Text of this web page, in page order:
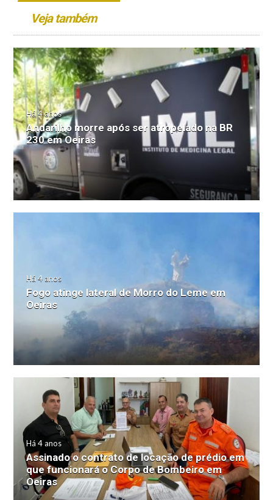
Veja também
Há 4 anos
Andarilho morre após ser atropelado na BR
230 em Oeiras
Há 4 anos
Fogo atinge lateral de Morro do Leme em
Oeiras
Há 4 anos
Assinado o contrato de locação de prédio em
que funcionará o Corpo de Bombeiro em
Oeiras